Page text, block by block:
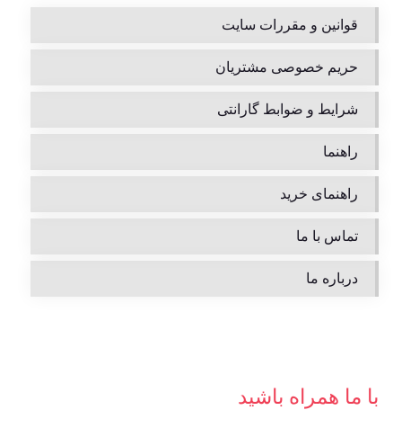
قوانین و مقررات سایت
حریم خصوصی مشتریان
شرایط و ضوابط گارانتی
راهنما
راهنمای خرید
تماس با ما
درباره ما
با ما همراه باشید